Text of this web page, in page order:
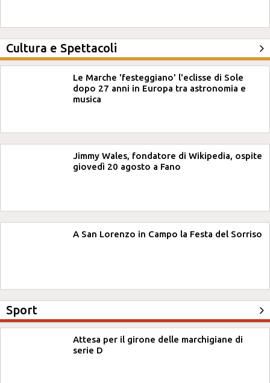
Cultura e Spettacoli
Le Marche 'festeggiano' l'eclisse di Sole
dopo 27 anni in Europa tra astronomia e
musica
Jimmy Wales, fondatore di Wikipedia, ospite
giovedì 20 agosto a Fano
A San Lorenzo in Campo la Festa del Sorriso
Sport
Attesa per il girone delle marchigiane di
serie D